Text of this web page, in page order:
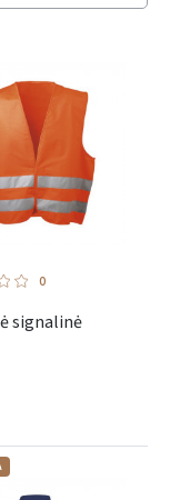
0
signalinė